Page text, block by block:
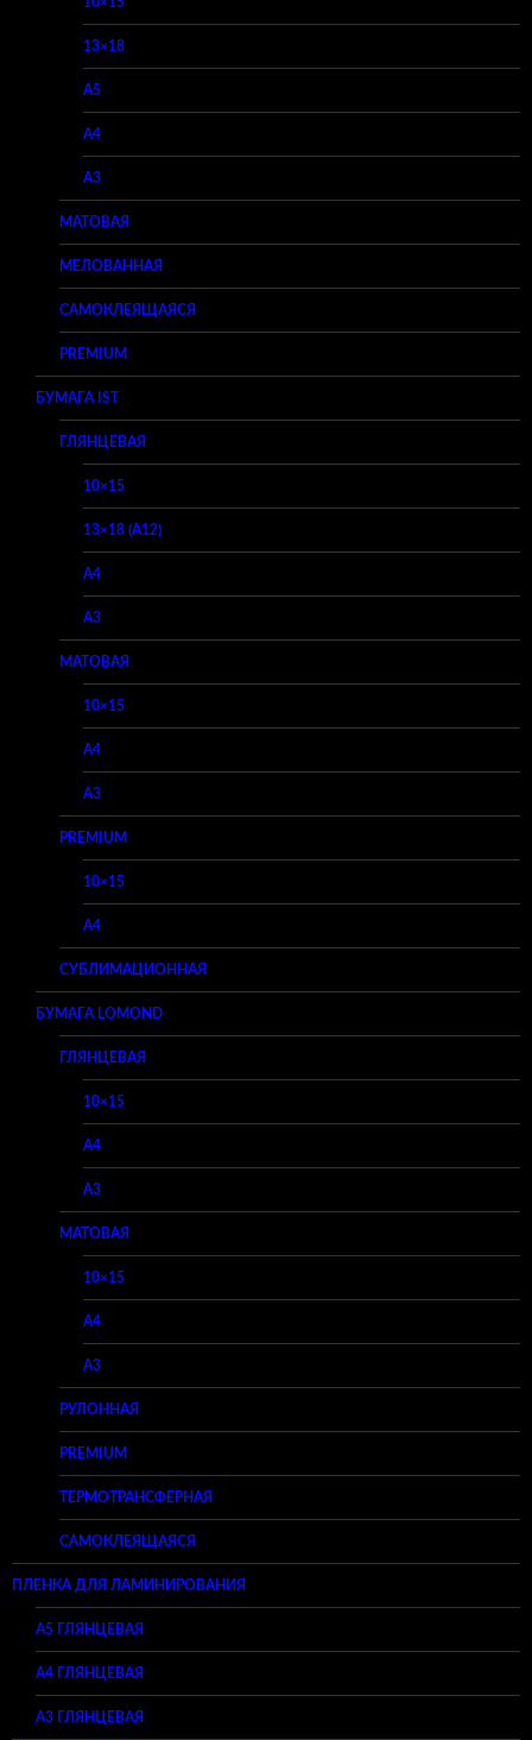
13×18
A5
A4
A3
МАТОВАЯ
МЕЛОВАННАЯ
САМОКЛЕЯЩАЯСЯ
PREMIUM
БУМАГА IST
ГЛЯНЦЕВАЯ
10×15
13×18 (A12)
A4
A3
МАТОВАЯ
10×15
A4
A3
PREMIUM
10×15
A4
СУБЛИМАЦИОННАЯ
БУМАГА LOMOND
ГЛЯНЦЕВАЯ
10×15
A4
A3
МАТОВАЯ
10×15
A4
A3
РУЛОННАЯ
PREMIUM
ТЕРМОТРАНСФЕРНАЯ
САМОКЛЕЯЩАЯСЯ
ПЛЕНКА ДЛЯ ЛАМИНИРОВАНИЯ
A5 ГЛЯНЦЕВАЯ
А4 ГЛЯНЦЕВАЯ
A3 ГЛЯНЦЕВАЯ